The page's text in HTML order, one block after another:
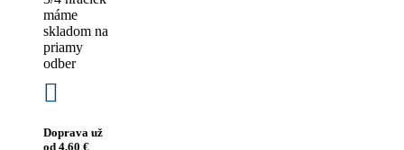
máme
skladom na
priamy
odber
Doprava už
od 4,60 €